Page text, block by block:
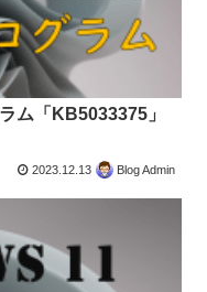
ム「KB5033375」
2023.12.13 Blog Admin